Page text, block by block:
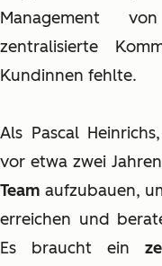
Management
zentralisierte
Kundinnen fehlte.
Als Pascal
vor etwa zwei
Team aufzubauen,
erreichen und
Es braucht ein